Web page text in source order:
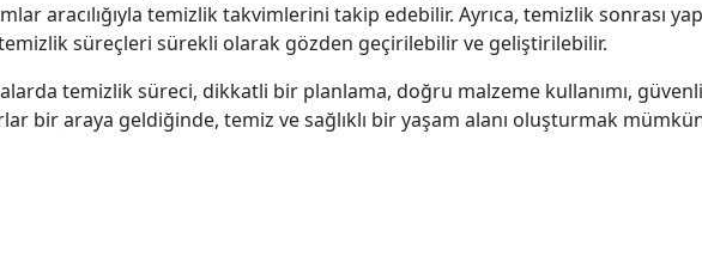
aracılığıyla temizlik takvimlerini takip edebilir. Ayrıca, temizlik sonrası
temizlik süreçleri sürekli olarak gözden geçirilebilir ve geliştirilebilir.
temizlik süreci, dikkatli bir planlama, doğru malzeme kullanımı,
bir araya geldiğinde, temiz ve sağlıklı bir yaşam alanı oluşturmak